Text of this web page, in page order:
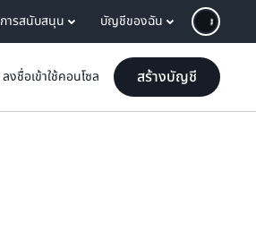
การสนับสนุน บัญชีของฉัน
ลงชื่อเข้าใช้คอนโซล สร้างบัญชี